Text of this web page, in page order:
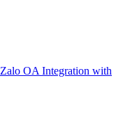
Zalo OA Integration with